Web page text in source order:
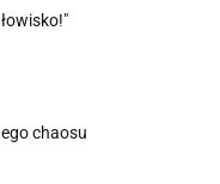
chaosu